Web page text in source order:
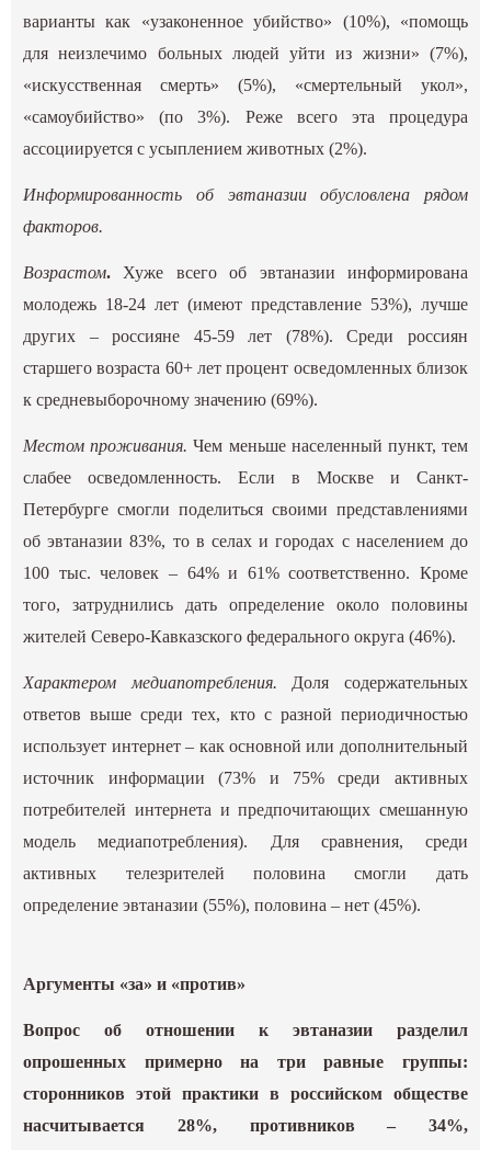
варианты как «узаконенное убийство» (10%), «помощь
для неизлечимо больных людей уйти из жизни» (7%),
«искусственная смерть» (5%), «смертельный укол»,
«самоубийство» (по 3%). Реже всего эта процедура
ассоциируется с усыплением животных (2%).
Информированность об эвтаназии обусловлена рядом
факторов.
Возрастом. Хуже всего об эвтаназии информирована
молодежь 18-24 лет (имеют представление 53%), лучше
других – россияне 45-59 лет (78%). Среди россиян
старшего возраста 60+ лет процент осведомленных близок
к средневыборочному значению (69%).
Местом проживания. Чем меньше населенный пункт, тем
слабее осведомленность. Если в Москве и Санкт-
Петербурге смогли поделиться своими представлениями
об эвтаназии 83%, то в селах и городах с населением до
100 тыс. человек – 64% и 61% соответственно. Кроме
того, затруднились дать определение около половины
жителей Северо-Кавказского федерального округа (46%).
Характером медиапотребления.
Доля содержательных
ответов выше среди тех, кто с разной периодичностью
использует интернет – как основной или дополнительный
источник информации (73% и 75% среди активных
потребителей интернета и предпочитающих смешанную
модель медиапотребления). Для сравнения, среди
активных телезрителей половина смогли дать
определение эвтаназии (55%), половина – нет (45%).
Аргументы «за» и «против»
Вопрос об отношении к эвтаназии разделил
опрошенных примерно на три равные группы:
сторонников этой практики в российском обществе
насчитывается 28%, противников – 34%,